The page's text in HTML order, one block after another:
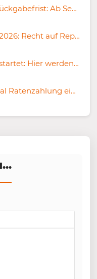
📦 Amazon verkürzt Rückgabefrist: Ab September fällt die 30-Tage-Rückgabe weg
ℹ️ Neuerungen August 2026: Recht auf Reparatur, EU-Verpackungsregeln, KI-Inhalte, Solarstrom
🚓 Blitzermarathon gestartet: Hier werden Autofahrer jetzt stärker kontrolliert
💳 Amazon führt PayPal Ratenzahlung ein: Einkäufe in bis zu 48 Monatsraten bezahlen